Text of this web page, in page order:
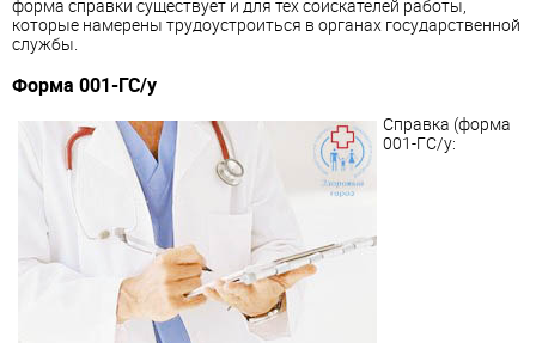
форма справки существует и для тех соискателей работы,
которые намерены трудоустроиться в органах государственной
службы.
Форма 001-ГС/у
Справка (форма
001-ГС/у: